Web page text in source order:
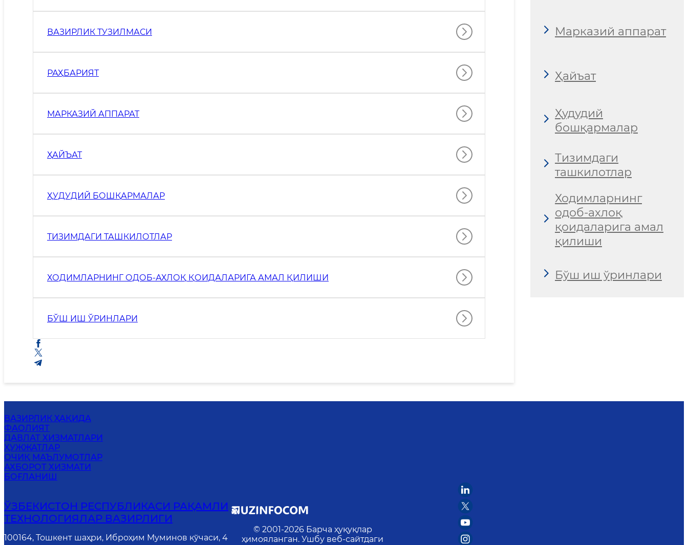
ВАЗИРЛИК ТУЗИЛМАСИ
РАҲБАРИЯТ
МАРКАЗИЙ АППАРАТ
ҲАЙЪАТ
ҲУДУДИЙ БОШҚАРМАЛАР
ТИЗИМДАГИ ТАШКИЛОТЛАР
ХОДИМЛАРНИНГ ОДОБ-АХЛОҚ ҚОИДАЛАРИГА АМАЛ ҚИЛИШИ
БЎШ ИШ ЎРИНЛАРИ
Марказий аппарат
Ҳайъат
Ҳудудий
бошқармалар
Тизимдаги
ташкилотлар
Ходимларнинг
одоб-ахлоқ
қоидаларига амал
қилиши
Бўш иш ўринлари
ВАЗИРЛИК ҲАҚИДА
ФАОЛИЯТ
ДАВЛАТ ХИЗМАТЛАРИ
ҲУЖЖАТЛАР
ОЧИҚ МАЪЛУМОТЛАР
АХБОРОТ ХИЗМАТИ
БОҒЛАНИШ
ЎЗБЕКИСТОН РЕСПУБЛИКАСИ РАҚАМЛИ
ТЕХНОЛОГИЯЛАР ВАЗИРЛИГИ
100164, Тошкент шаҳри, Иброҳим Муминов кўчаси, 4
© 2001-2026 Барча ҳуқуқлар
ҳимояланган. Ушбу веб-сайтдаги